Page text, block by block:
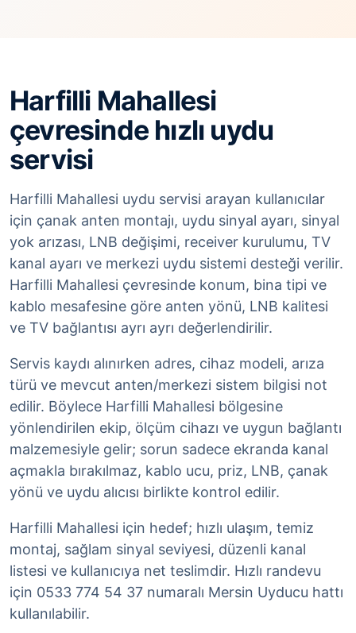
Harfilli Mahallesi
çevresinde hızlı uydu
servisi
Harfilli Mahallesi uydu servisi arayan kullanıcılar
için çanak anten montajı, uydu sinyal ayarı, sinyal
yok arızası, LNB değişimi, receiver kurulumu, TV
kanal ayarı ve merkezi uydu sistemi desteği verilir.
Harfilli Mahallesi çevresinde konum, bina tipi ve
kablo mesafesine göre anten yönü, LNB kalitesi
ve TV bağlantısı ayrı ayrı değerlendirilir.
Servis kaydı alınırken adres, cihaz modeli, arıza
türü ve mevcut anten/merkezi sistem bilgisi not
edilir. Böylece Harfilli Mahallesi bölgesine
yönlendirilen ekip, ölçüm cihazı ve uygun bağlantı
malzemesiyle gelir; sorun sadece ekranda kanal
açmakla bırakılmaz, kablo ucu, priz, LNB, çanak
yönü ve uydu alıcısı birlikte kontrol edilir.
Harfilli Mahallesi için hedef; hızlı ulaşım, temiz
montaj, sağlam sinyal seviyesi, düzenli kanal
listesi ve kullanıcıya net teslimdir. Hızlı randevu
için 0533 774 54 37 numaralı Mersin Uyducu hattı
kullanılabilir.